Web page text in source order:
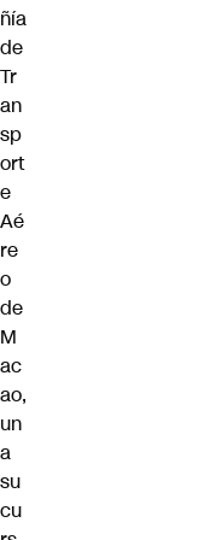
ñía
de
Tr
an
sp
ort
e
Aé
re
o
de
M
ac
ao,
un
a
su
cu